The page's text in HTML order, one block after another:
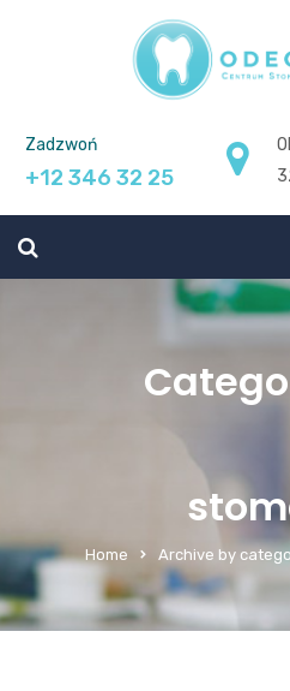
Zadzwoń
+12 346 32 25
Home Archive by